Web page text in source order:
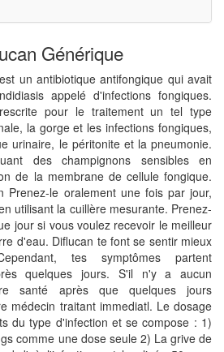
Générique
un antibiotique antifongique qui avait
appelé d'infections fongiques.
pour le traitement un tel type
la gorge et les infections fongiques,
urinaire, le péritonite et la pneumonie.
des champignons sensibles en
de la membrane de cellule fongique.
Prenez-le oralement une fois par jour,
utilisant la cuillère mesurante. Prenez-
jour si vous voulez recevoir le meilleur
d'eau. Diflucan te font se sentir mieux
tes symptômes partent
quelques jours. S'il n'y a aucun
santé après que quelques jours
médecin traitant immediatl. Le dosage
du type d'infection et se compose : 1)
comme une dose seule 2) La grive de